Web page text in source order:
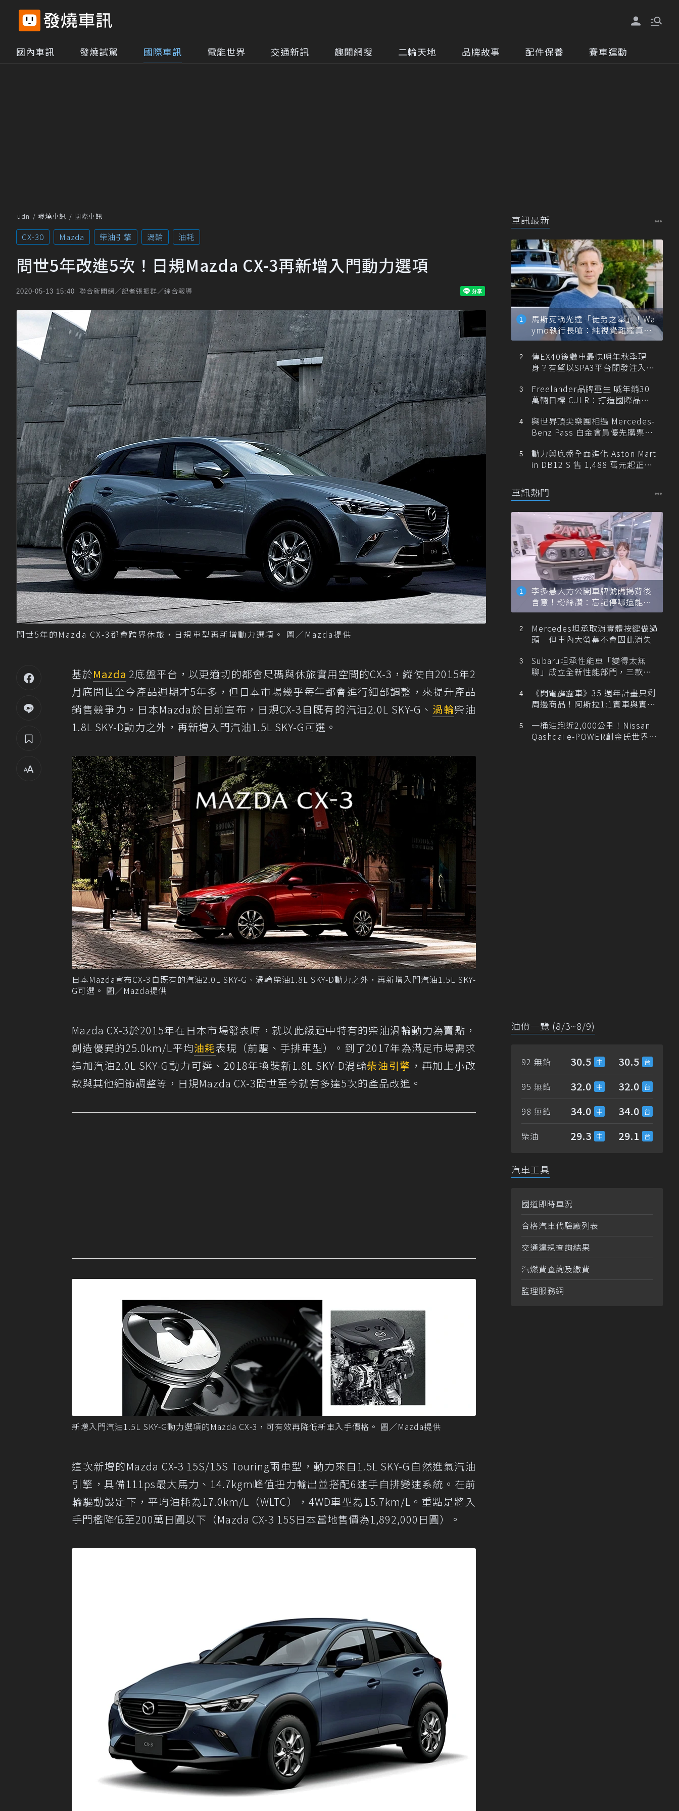
國內車訊 發燒試駕 國際車訊 電能世界 交通新訊 趣聞網搜 二輪天地 品牌故事 配件保養 賽車運動
udn 發燒車訊 國際車訊
CX-30 Mazda 柴油引擎 渦輪 油耗
問世5年改進5次！日規Mazda CX-3再新增入門動力選項
2020-05-13 15:40 聯合新聞網／記者張振群／綜合報導
問世5年的Mazda CX-3都會跨界休旅，日規車型再新增動力選項。 圖／Mazda提供
基於Mazda 2底盤平台，以更適切的都會尺碼與休旅實用空間的CX-3，縱使自2015年2
月底問世至今產品週期才5年多，但日本市場幾乎每年都會進行細部調整，來提升產品
銷售競爭力。日本Mazda於日前宣布，日規CX-3自既有的汽油2.0L SKY-G、 渦輪柴油
1.8L SKY-D動力之外，再新增入門汽油1.5L SKY-G可選。
日本Mazda宣布CX-3自既有的汽油2.0L SKY-G、渦輪柴油1.8L SKY-D動力之外，再新增入門汽油1.5L SKY-
G可選。 圖／Mazda提供
Mazda CX-3於2015年在日本市場發表時，就以此級距中特有的柴油渦輪動力為賣點，
創造優異的25.0km/L平均油耗表現（前驅、手排車型）。到了2017年為滿足市場需求
追加汽油2.0L SKY-G動力可選、2018年換裝新1.8L SKY-D渦輪柴油引擎 ，再加上小改
款與其他細節調整等，日規Mazda CX-3問世至今就有多達5次的產品改進。
新增入門汽油1.5L SKY-G動力選項的Mazda CX-3，可有效再降低新車入手價格。 圖／Mazda提供
這次新增的Mazda CX-3 15S/15S Touring兩車型，動力來自1.5L SKY-G自然進氣汽油
引擎，具備111ps最大馬力、14.7kgm峰值扭力輸出並搭配6速手自排變速系統。在前
輪驅動設定下，平均油耗為17.0km/L（WLTC），4WD車型為15.7km/L。重點是將入
手門檻降低至200萬日圓以下（Mazda CX-3 15S日本當地售價為1,892,000日圓）。
車訊最新
馬斯克稱光達「徒勞之舉」！Wa
ymo執行長嗆：純視覺難達真正
自動駕駛
傳EX40後繼車最快明年秋季現
身？有望以SPA3平台開發注入80
Freelander品牌重生 喊年銷30
萬輛目標 CJLR：打造國際品牌
與世界頂尖樂團相遇 Mercedes-
Benz Pass 白金會員優先購票維
動力與底盤全面進化 Aston Mart
in DB12 S 售 1,488 萬元起正式
車訊熱門
李多慧大方公開車牌號碼揭背後
含意！粉絲讚：忘記停哪還能幫
忙找車
Mercedes坦承取消實體按鍵做過
頭 但車內大螢幕不會因此消失
Subaru坦承性能車「變得太無
聊」成立全新性能部門，三款手
《閃電霹靂車》35 週年計畫只剩
周邊商品！阿斯拉1:1實車與實體
一桶油跑近2,000公里！Nissan
Qashqai e-POWER創金氏世界紀
油價一覽 (8/3~8/9)
92 無鉛 30.5 30.5
95 無鉛 32.0 32.0
98 無鉛 34.0 34.0
柴油 29.3 29.1
汽車工具
國道即時車況
合格汽車代驗廠列表
交通違規查詢結果
汽燃費查詢及繳費
監理服務網